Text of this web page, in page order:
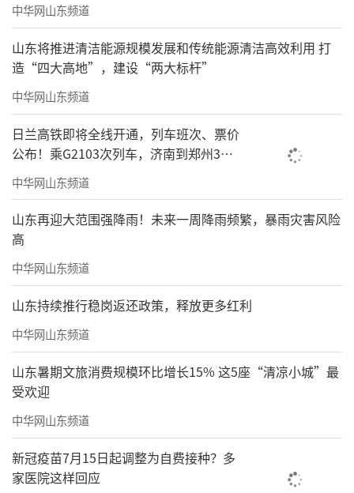
中华网山东频道
山东将推进清洁能源规模发展和传统能源清洁高效利用 打
造“四大高地”，建设“两大标杆”
中华网山东频道
日兰高铁即将全线开通，列车班次、票价
公布！乘G2103次列车，济南到郑州3小
时到达
中华网山东频道
山东再迎大范围强降雨！未来一周降雨频繁，暴雨灾害风险
高
中华网山东频道
山东持续推行稳岗返还政策，释放更多红利
中华网山东频道
山东暑期文旅消费规模环比增长15% 这5座“清凉小城”最
受欢迎
中华网山东频道
新冠疫苗7月15日起调整为自费接种？多
家医院这样回应